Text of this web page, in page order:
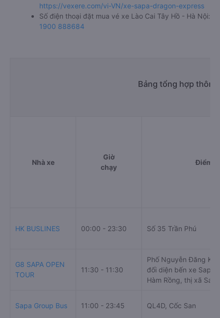
https://vexere.com/vi-VN/xe-sapa-dragon-express
Số điện thoại đặt mua vé xe Lào Cai Tây Hồ - Hà Nội:
1900 888684
Bảng tổng hợp
Nhà xe
Giờ
chạy
Điểm đi
HK BUSLINES 00:00 - 23:30 Số 35 Trần Phú
G8 SAPA OPEN
TOUR
11:30 - 11:30
Phố Nguyễn Đăng
đối diện bến xe Sapa
Hàm Rồng, thị xã
Sapa Group Bus 11:00 - 23:45 QL4D, Cốc San